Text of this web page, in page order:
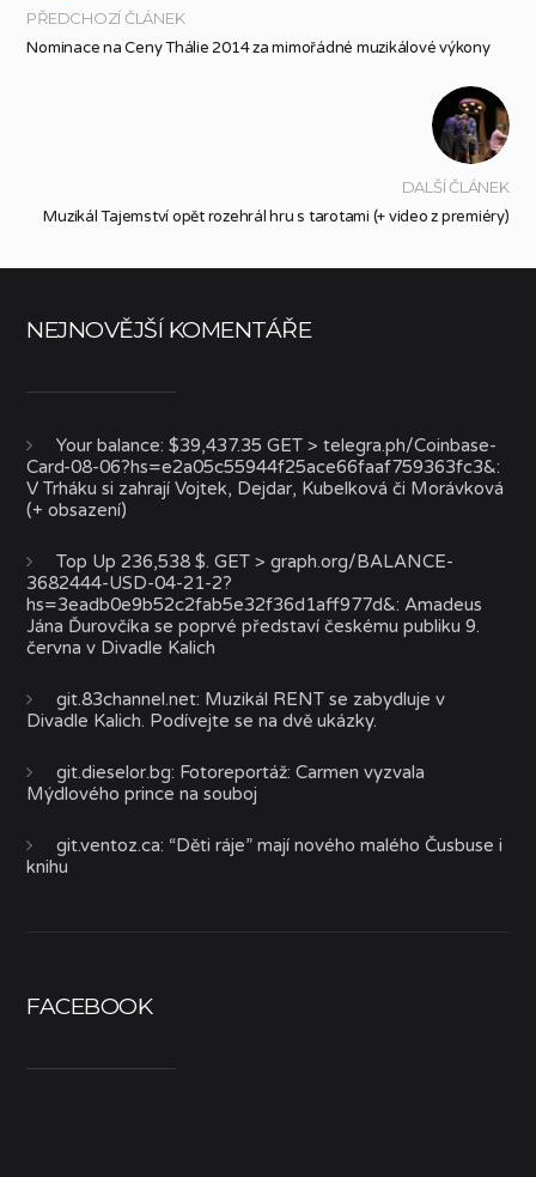
PŘEDCHOZÍ ČLÁNEK
Nominace na Ceny Thálie 2014 za mimořádné muzikálové výkony
DALŠÍ ČLÁNEK
Muzikál Tajemství opět rozehrál hru s tarotami (+ video z premiéry)
NEJNOVĚJŠÍ KOMENTÁŘE
Your balance: $39,437.35 GET > telegra.ph/Coinbase-
Card-08-06?hs=e2a05c55944f25ace66faaf759363fc3&:
V Trháku si zahrají Vojtek, Dejdar, Kubelková či Morávková
(+ obsazení)
Top Up 236,538 $. GET > graph.org/BALANCE-
3682444-USD-04-21-2?
hs=3eadb0e9b52c2fab5e32f36d1aff977d&:Amadeus
Jána Ďurovčíka se poprvé představí českému publiku 9.
června v Divadle Kalich
git.83channel.net: Muzikál RENT se zabydluje v
Divadle Kalich. Podívejte se na dvě ukázky.
git.dieselor.bg: Fotoreportáž: Carmen vyzvala
Mýdlového prince na souboj
git.ventoz.ca: “Děti ráje” mají nového malého Čusbuse i
knihu
FACEBOOK